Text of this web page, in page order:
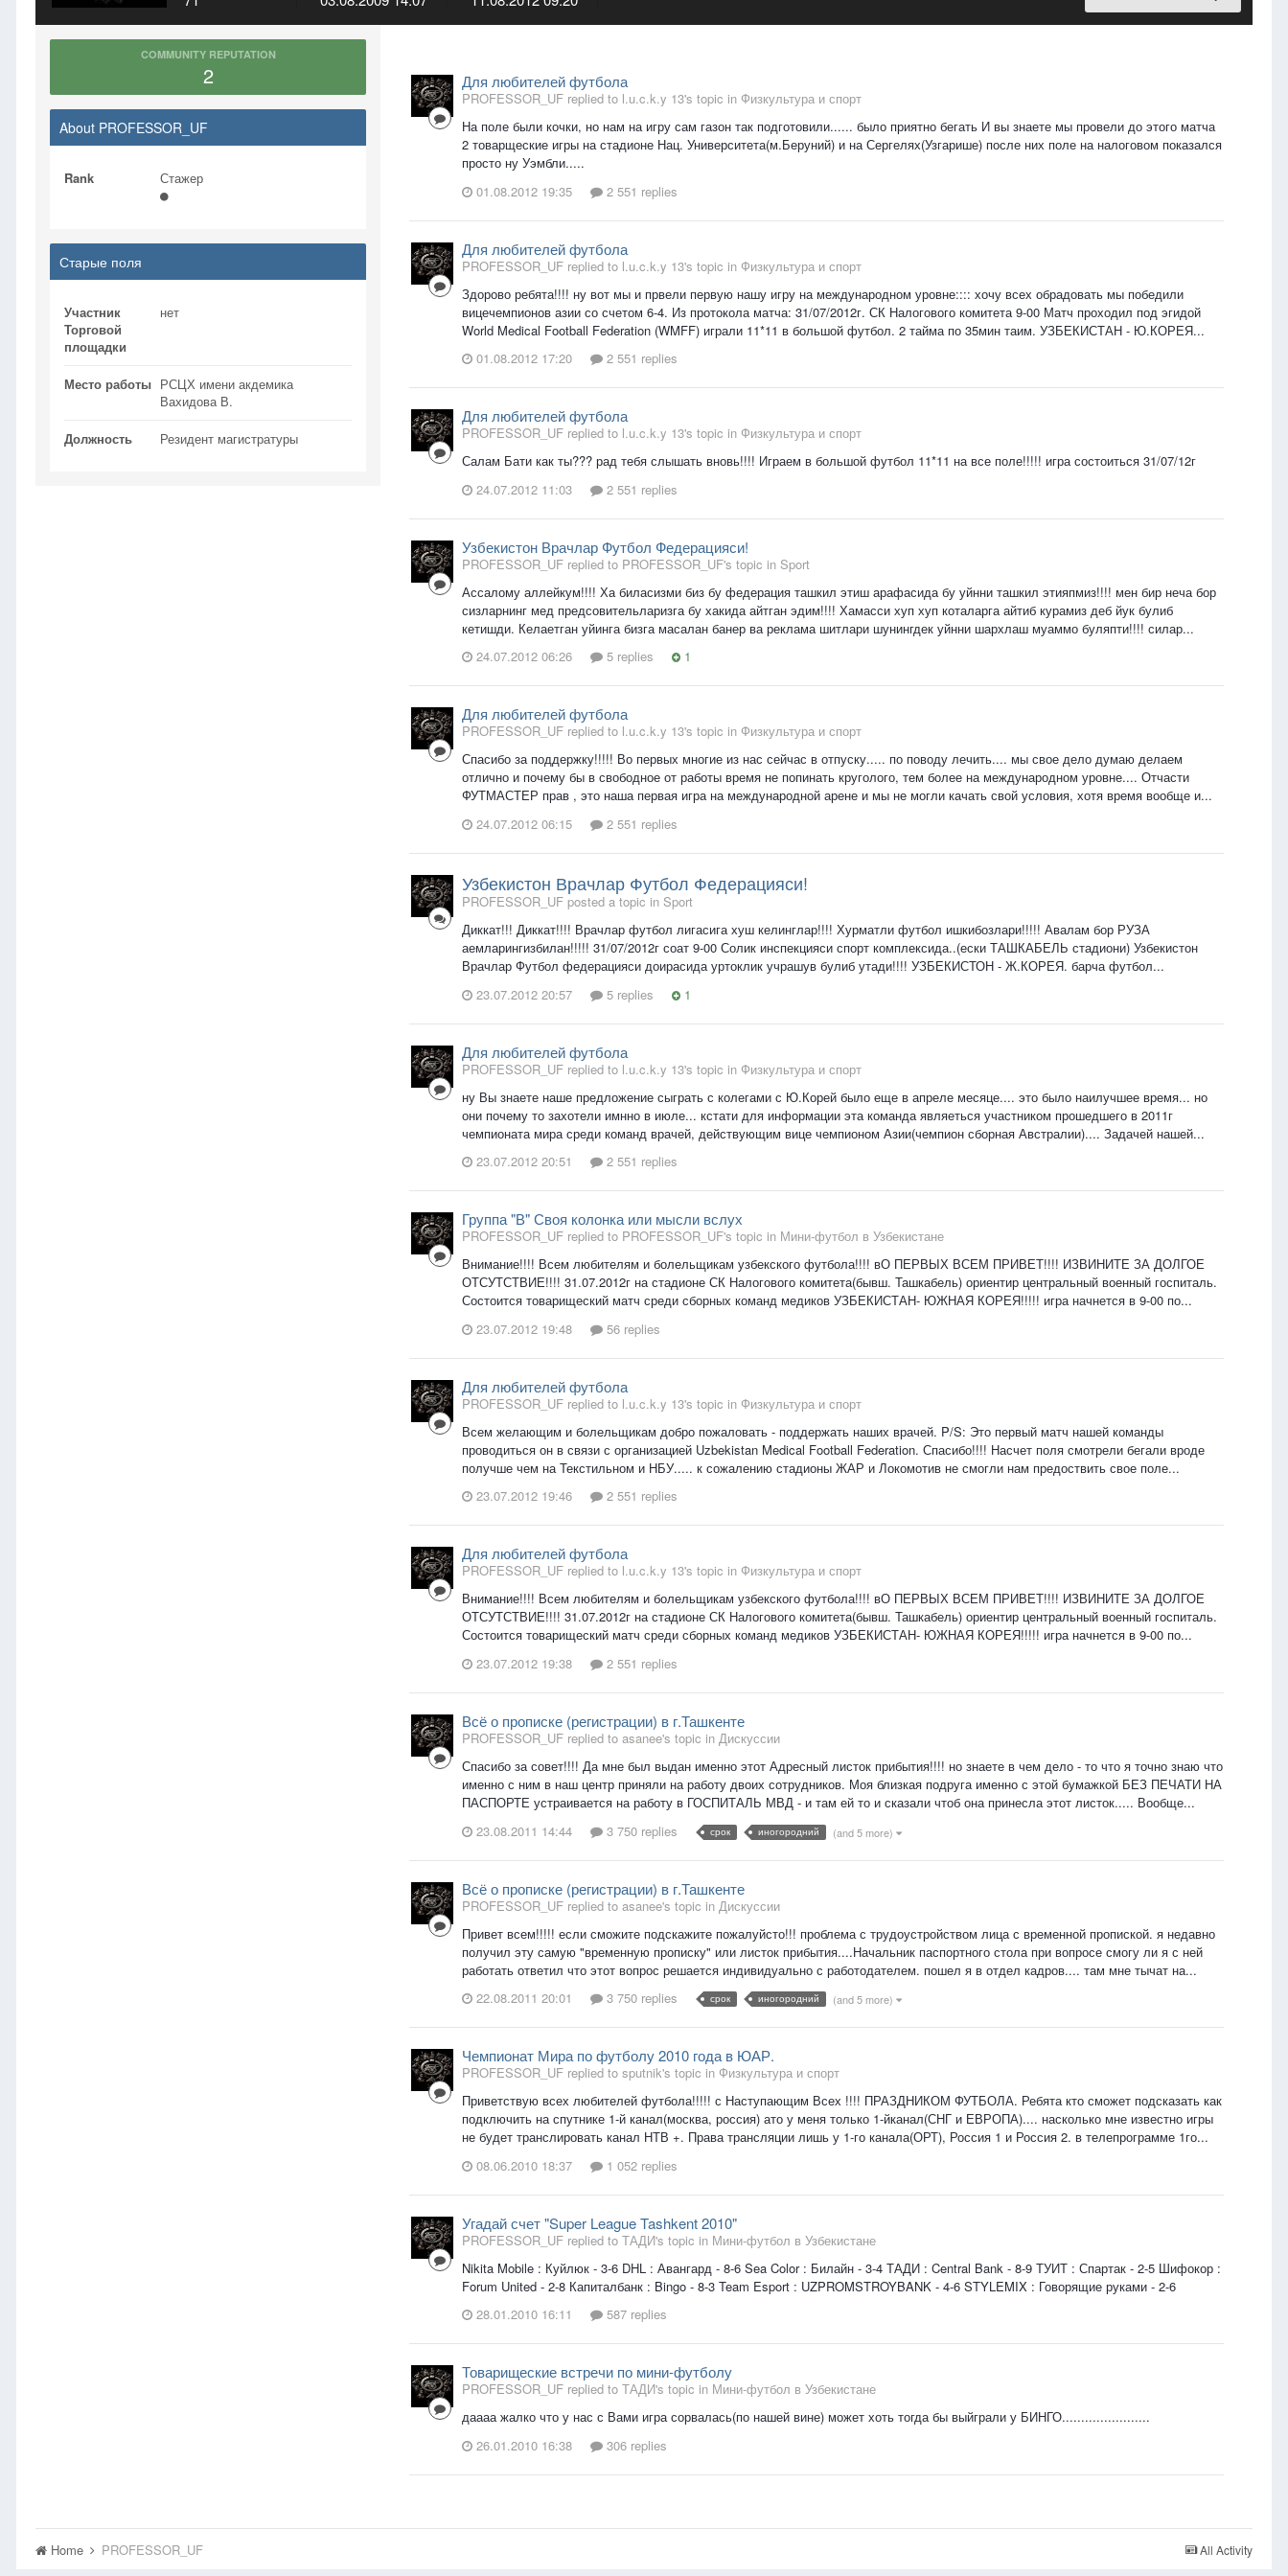
COMMUNITY REPUTATION
2
About PROFESSOR_UF
Rank Стажер
Старые поля
Участник
Торговой
площадки
нет
Место работы РСЦХ имени акдемика
Вахидова В.
Должность Резидент магистратуры
Для любителей футбола
PROFESSOR_UF replied to l.u.c.k.y 13's topic in Физкультура и спорт
На поле были кочки, но нам на игру сам газон так подготовили...... было приятно бегать И вы знаете мы провели до этого матча
2 товарщеские игры на стадионе Нац. Университета(м.Беруний) и на Сергелях(Узгарише) после них поле на налоговом показался
просто ну Уэмбли.....
01.08.2012 19:35
2 551 replies
Для любителей футбола
PROFESSOR_UF replied to l.u.c.k.y 13's topic in Физкультура и спорт
Здорово ребята!!!! ну вот мы и првели первую нашу игру на международном уровне:::: хочу всех обрадовать мы победили
вицечемпионов азии со счетом 6-4. Из протокола матча: 31/07/2012г. СК Налогового комитета 9-00 Матч проходил под эгидой
World Medical Football Federation (WMFF) играли 11*11 в большой футбол. 2 тайма по 35мин таим. УЗБЕКИСТАН - Ю.КОРЕЯ...
01.08.2012 17:20
2 551 replies
Для любителей футбола
PROFESSOR_UF replied to l.u.c.k.y 13's topic in Физкультура и спорт
Салам Бати как ты??? рад тебя слышать вновь!!!! Играем в большой футбол 11*11 на все поле!!!!! игра состоиться 31/07/12г
24.07.2012 11:03
2 551 replies
Узбекистон Врачлар Футбол Федерацияси!
PROFESSOR_UF replied to PROFESSOR_UF's topic in Sport
Ассалому аллейкум!!!! Ха биласизми биз бу федерация ташкил этиш арафасида бу уйнни ташкил этияпмиз!!!! мен бир неча бор
сизларнинг мед предсовительларизга бу хакида айтган эдим!!!! Хамасси хуп хуп коталарга айтиб курамиз деб йук булиб
кетишди. Келаетган уйинга бизга масалан банер ва реклама шитлари шунингдек уйнни шархлаш муаммо буляпти!!!! силар...
24.07.2012 06:26
5 replies 1
Для любителей футбола
PROFESSOR_UF replied to l.u.c.k.y 13's topic in Физкультура и спорт
Спасибо за поддержку!!!!! Во первых многие из нас сейчас в отпуску..... по поводу лечить.... мы свое дело думаю делаем
отлично и почему бы в свободное от работы время не попинать круголого, тем более на международном уровне.... Отчасти
ФУТМАСТЕР прав , это наша первая игра на международной арене и мы не могли качать свой условия, хотя время вообще и...
24.07.2012 06:15
2 551 replies
Узбекистон Врачлар Футбол Федерацияси!
PROFESSOR_UF posted a topic in Sport
Диккат!!! Диккат!!!! Врачлар футбол лигасига хуш келинглар!!!! Хурматли футбол ишкибозлари!!!!! Авалам бор РУЗА
аемларингизбилан!!!!! 31/07/2012г соат 9-00 Солик инспекцияси спорт комплексида..(ески ТАШКАБЕЛЬ стадиони) Узбекистон
Врачлар Футбол федерацияси доирасида уртоклик учрашув булиб утади!!!! УЗБЕКИСТОН - Ж.КОРЕЯ. барча футбол...
23.07.2012 20:57
5 replies 1
Для любителей футбола
PROFESSOR_UF replied to l.u.c.k.y 13's topic in Физкультура и спорт
ну Вы знаете наше предложение сыграть с колегами с Ю.Корей было еще в апреле месяце.... это было наилучшее время... но
они почему то захотели имнно в июле... кстати для информации эта команда являеться участником прошедшего в 2011г
чемпионата мира среди команд врачей, действующим вице чемпионом Азии(чемпион сборная Австралии).... Задачей нашей...
23.07.2012 20:51
2 551 replies
Группа "В" Своя колонка или мысли вслух
PROFESSOR_UF replied to PROFESSOR_UF's topic in Мини-футбол в Узбекистане
Внимание!!!! Всем любителям и болельщикам узбекского футбола!!!! вО ПЕРВЫХ ВСЕМ ПРИВЕТ!!!! ИЗВИНИТЕ ЗА ДОЛГОЕ
ОТСУТСТВИЕ!!!! 31.07.2012г на стадионе СК Налогового комитета(бывш. Ташкабель) ориентир центральный военный госпиталь.
Состоится товарищеский матч среди сборных команд медиков УЗБЕКИСТАН- ЮЖНАЯ КОРЕЯ!!!!! игра начнется в 9-00 по...
23.07.2012 19:48
56 replies
Для любителей футбола
PROFESSOR_UF replied to l.u.c.k.y 13's topic in Физкультура и спорт
Всем желающим и болельщикам добро пожаловать - поддержать наших врачей. P/S: Это первый матч нашей команды
проводиться он в связи с организацией Uzbekistan Medical Football Federation. Спасибо!!!! Насчет поля смотрели бегали вроде
получше чем на Текстильном и НБУ..... к сожалению стадионы ЖАР и Локомотив не смогли нам предоствить свое поле...
23.07.2012 19:46
2 551 replies
Для любителей футбола
PROFESSOR_UF replied to l.u.c.k.y 13's topic in Физкультура и спорт
Внимание!!!! Всем любителям и болельщикам узбекского футбола!!!! вО ПЕРВЫХ ВСЕМ ПРИВЕТ!!!! ИЗВИНИТЕ ЗА ДОЛГОЕ
ОТСУТСТВИЕ!!!! 31.07.2012г на стадионе СК Налогового комитета(бывш. Ташкабель) ориентир центральный военный госпиталь.
Состоится товарищеский матч среди сборных команд медиков УЗБЕКИСТАН- ЮЖНАЯ КОРЕЯ!!!!! игра начнется в 9-00 по...
23.07.2012 19:38
2 551 replies
Всё о прописке (регистрации) в г.Ташкенте
PROFESSOR_UF replied to asanee's topic in Дискуссии
Спасибо за совет!!!! Да мне был выдан именно этот Адресный листок прибытия!!!! но знаете в чем дело - то что я точно знаю что
именно с ним в наш центр приняли на работу двоих сотрудников. Моя близкая подруга именно с этой бумажкой БЕЗ ПЕЧАТИ НА
ПАСПОРТЕ устраивается на работу в ГОСПИТАЛЬ МВД - и там ей то и сказали чтоб она принесла этот листок..... Вообще...
23.08.2011 14:44
3 750 replies срок иногородний (and 5 more)
Всё о прописке (регистрации) в г.Ташкенте
PROFESSOR_UF replied to asanee's topic in Дискуссии
Привет всем!!!!! если сможите подскажите пожалуйсто!!! проблема с трудоустройством лица с временной пропиской. я недавно
получил эту самую "временную прописку" или листок прибытия....Начальник паспортного стола при вопросе смогу ли я с ней
работать ответил что этот вопрос решается индивидуально с работодателем. пошел я в отдел кадров.... там мне тычат на...
22.08.2011 20:01
3 750 replies срок иногородний (and 5 more)
Чемпионат Мира по футболу 2010 года в ЮАР.
PROFESSOR_UF replied to sputnik's topic in Физкультура и спорт
Приветствую всех любителей футбола!!!!! с Наступающим Всех !!!! ПРАЗДНИКОМ ФУТБОЛА. Ребята кто сможет подсказать как
подключить на спутнике 1-й канал(москва, россия) ато у меня только 1-йканал(СНГ и ЕВРОПА).... насколько мне известно игры
не будет транслировать канал НТВ +. Права трансляции лишь у 1-го канала(ОРТ), Россия 1 и Россия 2. в телепрограмме 1го...
08.06.2010 18:37
1 052 replies
Угадай счет "Super League Tashkent 2010"
PROFESSOR_UF replied to ТАДИ's topic in Мини-футбол в Узбекистане
Nikita Mobile : Куйлюк - 3-6 DHL : Авангард - 8-6 Sea Color : Билайн - 3-4 ТАДИ : Central Bank - 8-9 ТУИТ : Спартак - 2-5 Шифокор :
Forum United - 2-8 Капиталбанк : Bingo - 8-3 Team Esport : UZPROMSTROYBANK - 4-6 STYLEMIX : Говорящие руками - 2-6
28.01.2010 16:11
587 replies
Товарищеские встречи по мини-футболу
PROFESSOR_UF replied to ТАДИ's topic in Мини-футбол в Узбекистане
даааа жалко что у нас с Вами игра сорвалась(по нашей вине) может хоть тогда бы выйграли у БИНГО.......................
26.01.2010 16:38
306 replies
All Activity
Home PROFESSOR_UF